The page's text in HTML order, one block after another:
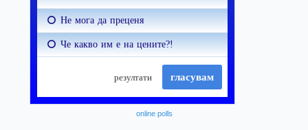
online polls